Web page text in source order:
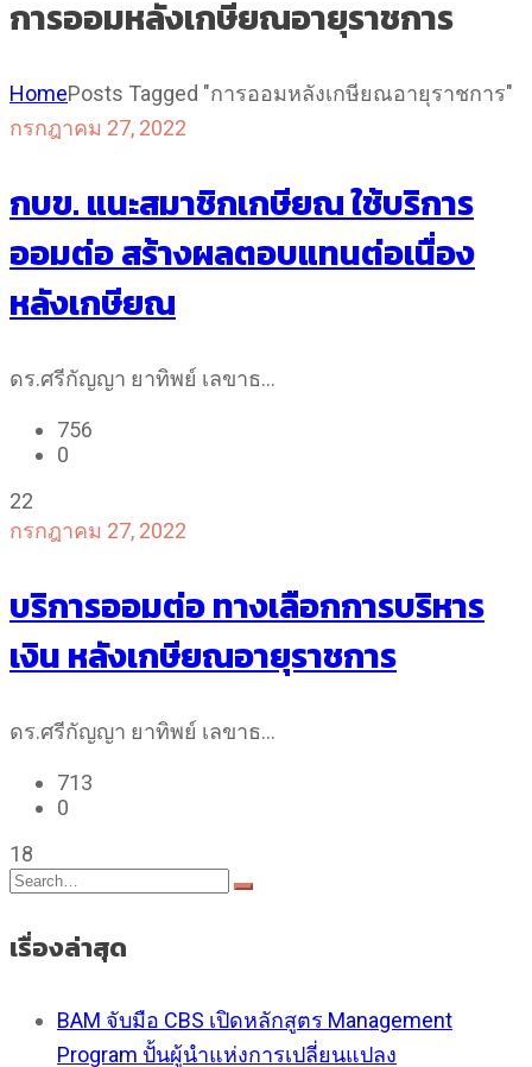
การออมหลังเกษียณอายุราชการ
HomePosts Tagged "การออมหลังเกษียณอายุราชการ"
กรกฎาคม 27, 2022
กบข. แนะสมาชิกเกษียณ ใช้บริการ
ออมต่อ สร้างผลตอบแทนต่อเนื่อง
หลังเกษียณ
ดร.ศรีกัญญา ยาทิพย์ เลขาธ…
756
0
22
กรกฎาคม 27, 2022
บริการออมต่อ ทางเลือกการบริหาร
เงิน หลังเกษียณอายุราชการ
ดร.ศรีกัญญา ยาทิพย์ เลขาธ…
713
0
18
เรื่องล่าสุด
BAM จับมือ CBS เปิดหลักสูตร Management
Program ปั้นผู้นำแห่งการเปลี่ยนแปลง